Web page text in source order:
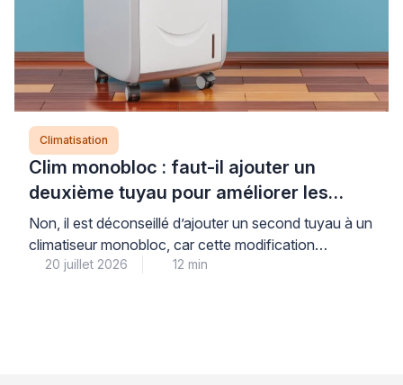
Climatisation
Clim monobloc : faut-il ajouter un
deuxième tuyau pour améliorer les
performances ?
Non, il est déconseillé d’ajouter un second tuyau à un
climatiseur monobloc, car cette modification
artisanale compromet la garantie constructeur et
20 juillet 2026 12 min